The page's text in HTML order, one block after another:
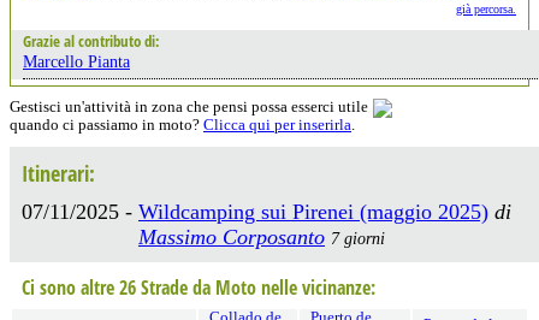
già percorsa.
Grazie al contributo di:
Marcello Pianta
Gestisci un'attività in zona che pensi possa esserci utile
quando ci passiamo in moto? Clicca qui per inserirla.
Itinerari:
07/11/2025 - Wildcamping sui Pirenei (maggio 2025) di
Massimo Corposanto 7 giorni
Ci sono altre 26 Strade da Moto nelle vicinanze: